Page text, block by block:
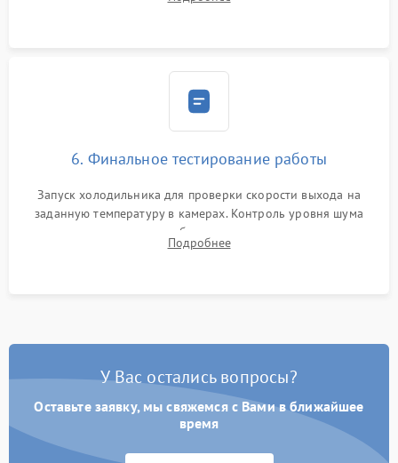
электронным весам. Контроль рабочего давления в системе.
6. Финальное тестирование работы
Запуск холодильника для проверки скорости выхода на
заданную температуру в камерах. Контроль уровня шума
компрессора, отсутствия обмерзания стенок и корректного
срабатывания системы автоматической оттайки.
Подробнее
У Вас остались вопросы?
Оставьте заявку, мы свяжемся с Вами в ближайшее
время